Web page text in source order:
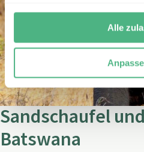
Alle
Sandschaufel
Batswana